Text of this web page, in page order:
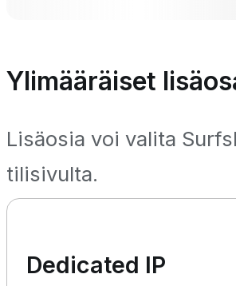
Ylimääräiset
Lisäosia voi valita
tilisivulta.
Dedicated IP